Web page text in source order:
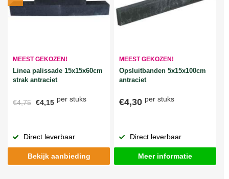
MEEST GEKOZEN!
Linea palissade 15x15x60cm
strak antraciet
€4,75 €4,15 per stuks
Direct leverbaar
Bekijk aanbieding
MEEST GEKOZEN!
Opsluitbanden 5x15x100cm
antraciet
€4,30 per stuks
Direct leverbaar
Meer informatie